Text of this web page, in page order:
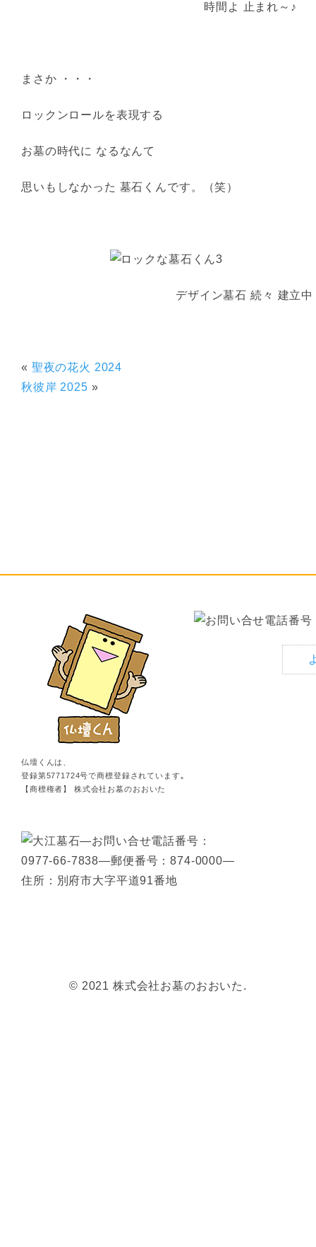
時間よ 止まれ～♪
まさか ・・・
ロックンロールを表現する
お墓の時代に なるなんて
思いもしなかった 墓石くんです。（笑）
デザイン墓石 続々 建立中
« 聖夜の花火 2024
秋彼岸 2025 »
仏壇くんは、
登録第5771724号で商標登録されています｡
【商標権者】 株式会社お墓のおおいた
© 2021 株式会社お墓のおおいた.